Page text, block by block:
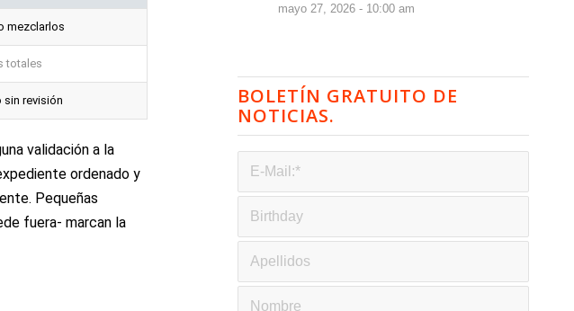
mezclarlos
totales
‍sin revisión
validación a‌ la
ordenado y
Pequeñas
⁢fuera- marcan la
mayo 27, 2026 - 10:00 am
BOLETÍN GRATUITO DE
NOTICIAS.